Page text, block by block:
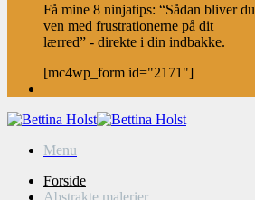
Få mine 8 ninjatips: “Sådan bliver du
ven med frustrationerne på dit
lærred” - direkte i din indbakke.
[mc4wp_form id="2171"]
Menu
Forside
Abstrakte malerier